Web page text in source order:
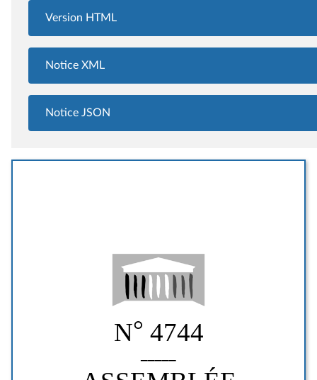
Version HTML
Notice XML
Notice JSON